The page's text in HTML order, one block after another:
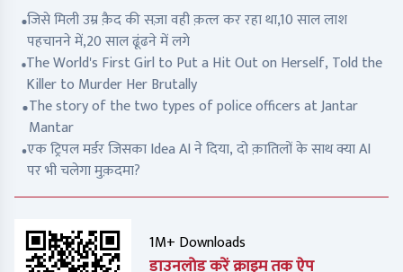
जिसे मिली उम्र क़ैद की सज़ा वही क़त्ल कर रहा था,10 साल लाश
पहचानने में,20 साल ढूंढने में लगे
The World's First Girl to Put a Hit Out on Herself, Told the
Killer to Murder Her Brutally
The story of the two types of police officers at Jantar
Mantar
एक ट्रिपल मर्डर जिसका Idea AI ने दिया, दो क़ातिलों के साथ क्या AI
पर भी चलेगा मुक़दमा?
1M+ Downloads